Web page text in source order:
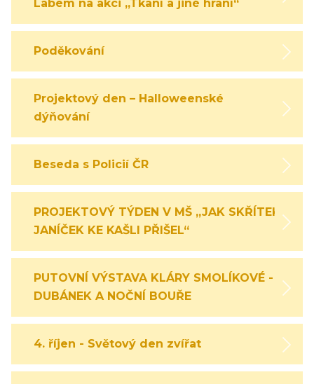
Labem na akci „Tkaní a jiné hraní“
Poděkování
Projektový den – Halloweenské
dýňování
Beseda s Policií ČR
PROJEKTOVÝ TÝDEN V MŠ „JAK SKŘÍTEK
JANÍČEK KE KAŠLI PŘIŠEL“
PUTOVNÍ VÝSTAVA KLÁRY SMOLÍKOVÉ -
DUBÁNEK A NOČNÍ BOUŘE
4. říjen - Světový den zvířat